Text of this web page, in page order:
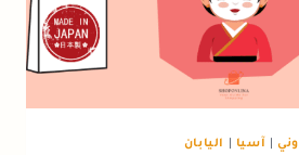
آسيا اليابان